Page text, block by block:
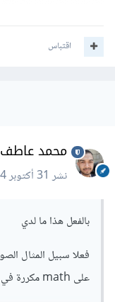
اقتباس
محمد عاطف25
نشر31 أكتوبر 2024
بالفعل هذا ما لدي
على math مكررة في رقم 1,3,17,21